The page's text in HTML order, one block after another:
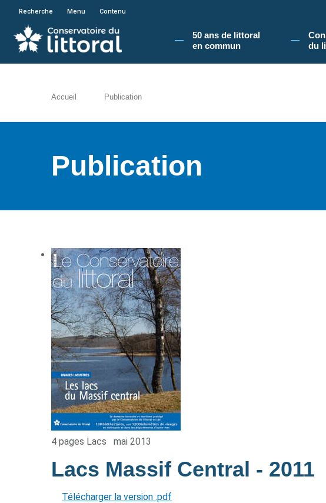
En poursuivant votre navigation sur le site du Conservatoire du
Recherche Menu Contenu
50 ans de littoral
en commun​
du
Accueil Publication
Publication
4 pages Lacs mai 2013
Lacs Massif Central - 2011
Télécharger la version .pdf